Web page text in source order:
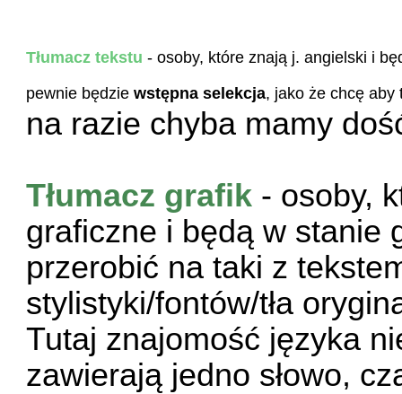
Tłumacz tekstu - osoby, które znają j. angielski i
pewnie będziewstępna selekcja, jako że chcę aby
na razie chyba mamy
Tłumacz grafik - osoby,
graficzne i będą w stanie
przerobić na taki z
stylistyki/fontów/tła
Tutaj znajomość języka
zawierają jedno słowo,